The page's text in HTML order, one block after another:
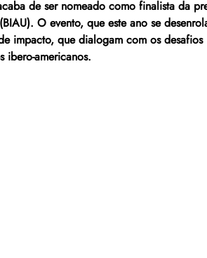
de ser nomeado como finalista da
O evento, que este ano se
impacto, que dialogam com os desafios
ibero-americanos.